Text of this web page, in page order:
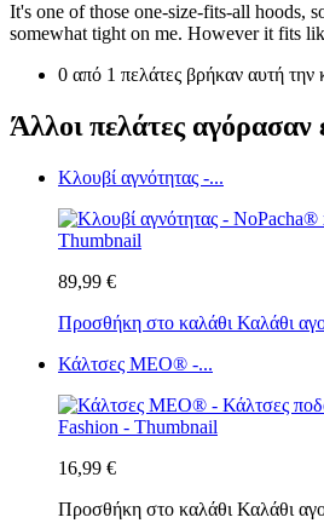
It's one of those one-size-fits-all hoods,
somewhat tight on me. However it fits
0 από 1 πελάτες βρήκαν αυτή την
Άλλοι πελάτες αγόρασαν
Κλουβί αγνότητας -...
89,99 €
Προσθήκη στο καλάθι Καλάθι
Κάλτσες MEO® -...
16,99 €
Προσθήκη στο καλάθι Καλάθι